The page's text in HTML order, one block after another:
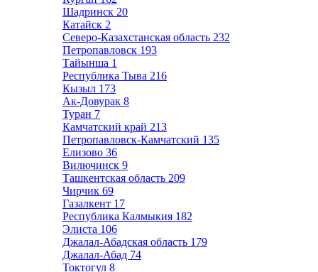
Шадринск 20
Катайск 2
Северо-Казахстанская область 232
Петропавловск 193
Тайынша 1
Республика Тыва 216
Кызыл 173
Ак-Довурак 8
Туран 7
Камчатский край 213
Петропавловск-Камчатский 135
Елизово 36
Вилючинск 9
Ташкентская область 209
Чирчик 69
Газалкент 17
Республика Калмыкия 182
Элиста 106
Джалал-Абадская область 179
Джалал-Абад 74
Токтогул 8